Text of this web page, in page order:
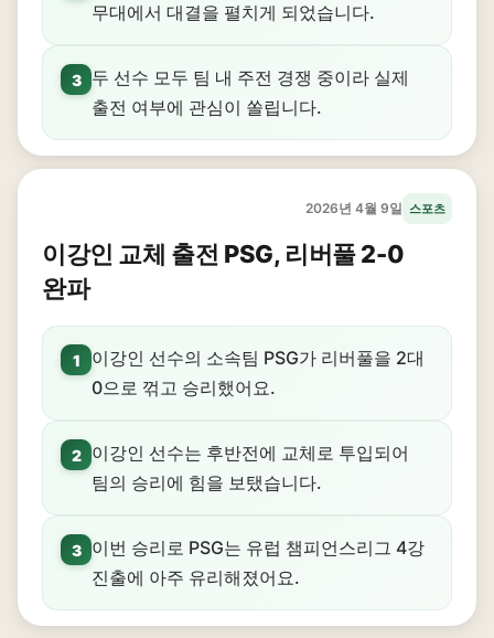
무대에서 대결을 펼치게 되었습니다.
3
두 선수 모두 팀 내 주전 경쟁 중이라 실제
출전 여부에 관심이 쏠립니다.
2026년 4월 9일 스포츠
이강인 교체 출전 PSG, 리버풀 2-0
완파
1
이강인 선수의 소속팀 PSG가 리버풀을 2대
0으로 꺾고 승리했어요.
2
이강인 선수는 후반전에 교체로 투입되어
팀의 승리에 힘을 보탰습니다.
3
이번 승리로 PSG는 유럽 챔피언스리그 4강
진출에 아주 유리해졌어요.